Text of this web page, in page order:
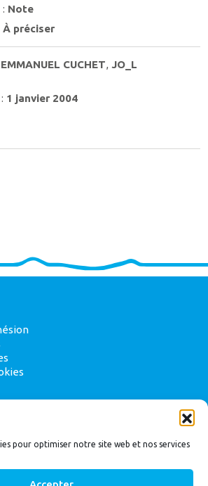
pour optimiser notre site web et nos services
Note
À préciser
EMMANUEL CUCHET, JO_L
1 janvier 2004